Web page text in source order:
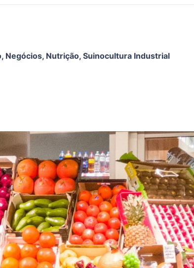
, Negócios, Nutrição, Suinocultura Industrial